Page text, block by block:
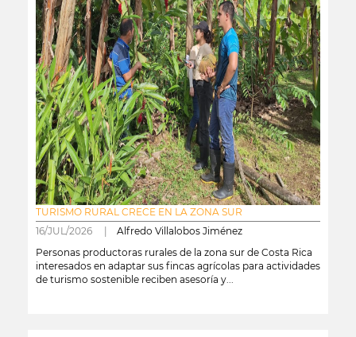
TURISMO RURAL CRECE EN LA ZONA SUR
16/JUL/2026 | Alfredo Villalobos Jiménez
Personas productoras rurales de la zona sur de Costa Rica
interesados en adaptar sus fincas agrícolas para actividades
de turismo sostenible reciben asesoría y...